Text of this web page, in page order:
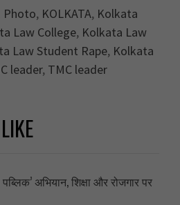
Photo, KOLKATA, Kolkata
Law College, Kolkata Law
Law Student Rape, Kolkata
leader, TMC leader
अभियान, शिक्षा और रोजगार पर